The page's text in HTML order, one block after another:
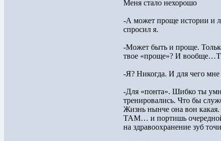
Меня стало нехорошо
-А может проще истории и
спросил я.
-Может быть и проще.
твое «проще»? И
-Я? Никогда. И для чего мне
-Для «понта». Шибко ты
тренировались. Что бы
Жизнь нынче она вон
ТАМ… и портишь очередной
на здравоохранение зуб